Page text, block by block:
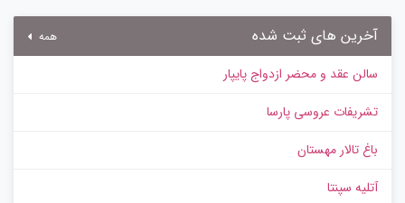
آخرین های ثبت شده همه
سالن عقد و محضر ازدواج پایپار
تشریفات عروسی پارسا
باغ تالار مهستان
آتلیه سپنتا